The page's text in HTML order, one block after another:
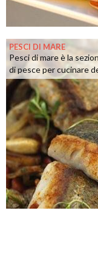
PESCI DI MARE
Pesci di mare è la
di pesce per cucinare